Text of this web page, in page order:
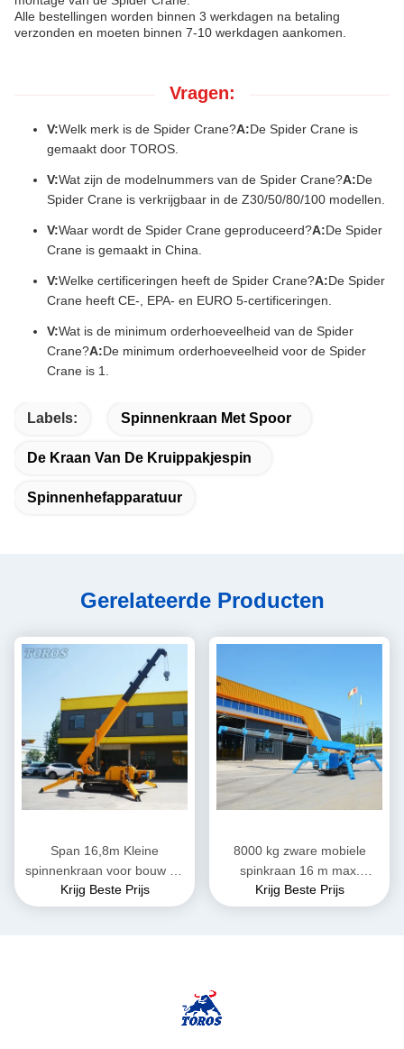
Alle bestellingen worden binnen 3 werkdagen na betaling
verzonden en moeten binnen 7-10 werkdagen aankomen.
Vragen:
V:Welk merk is de Spider Crane?A:De Spider Crane is
gemaakt door TOROS.
V:Wat zijn de modelnummers van de Spider Crane?A:De
Spider Crane is verkrijgbaar in de Z30/50/80/100 modellen.
V:Waar wordt de Spider Crane geproduceerd?A:De Spider
Crane is gemaakt in China.
V:Welke certificeringen heeft de Spider Crane?A:De Spider
Crane heeft CE-, EPA- en EURO 5-certificeringen.
V:Wat is de minimum orderhoeveelheid van de Spider
Crane?A:De minimum orderhoeveelheid voor de Spider
Crane is 1.
Labels: Spinnenkraan Met Spoor
De Kraan Van De Kruippakjespin
Spinnenhefapparatuur
Gerelateerde Producten
Span 16,8m Kleine
spinnenkraan voor bouw en
industriële toepassingen
Krijg Beste Prijs
8000 kg zware mobiele
spinkraan 16 m max.
hefhoogte
Krijg Beste Prijs